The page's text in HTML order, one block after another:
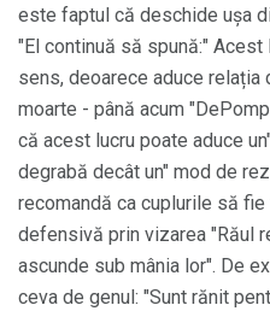
este faptul că deschide ușa
"El continuă să spună:"
sens, deoarece aduce relația
moarte - până acum
că acest lucru poate aduce
degrabă decât un" mod de
recomandă ca cuplurile să
defensivă prin vizarea "Răul
ascunde sub mânia lor". De
ceva de genul: "Sunt rănit